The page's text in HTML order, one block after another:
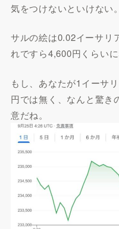
気をつけないといけない。
サルの絵は0.02イーサリ
れですら4,600円くらいに
もし、あなたが1イーサ
円では無く、なんと驚き
意だね。